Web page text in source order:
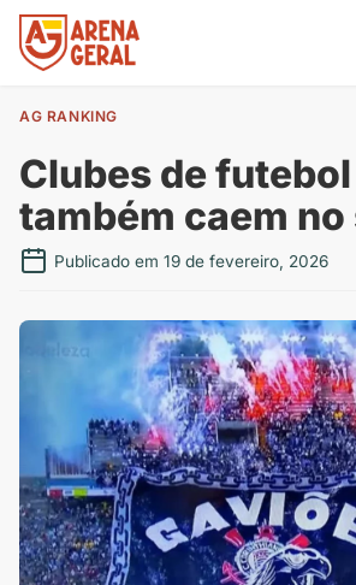
AG RANKING
Clubes de
também caem no
Publicado em 19 de fevereiro, 2026